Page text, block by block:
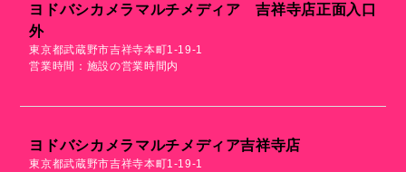
ヨドバシカメラマルチメディア 吉祥寺店正面入口
外
東京都武蔵野市吉祥寺本町1-19-1
営業時間：施設の営業時間内
ヨドバシカメラマルチメディア吉祥寺店
東京都武蔵野市吉祥寺本町1-19-1